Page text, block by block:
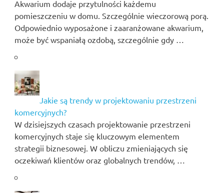
Akwarium dodaje przytulności każdemu
pomieszczeniu w domu. Szczególnie wieczorową porą.
Odpowiednio wyposażone i zaaranżowane akwarium,
może być wspaniałą ozdobą, szczególnie gdy …
Jakie są trendy w projektowaniu przestrzeni
komercyjnych?
W dzisiejszych czasach projektowanie przestrzeni
komercyjnych staje się kluczowym elementem
strategii biznesowej. W obliczu zmieniających się
oczekiwań klientów oraz globalnych trendów, …